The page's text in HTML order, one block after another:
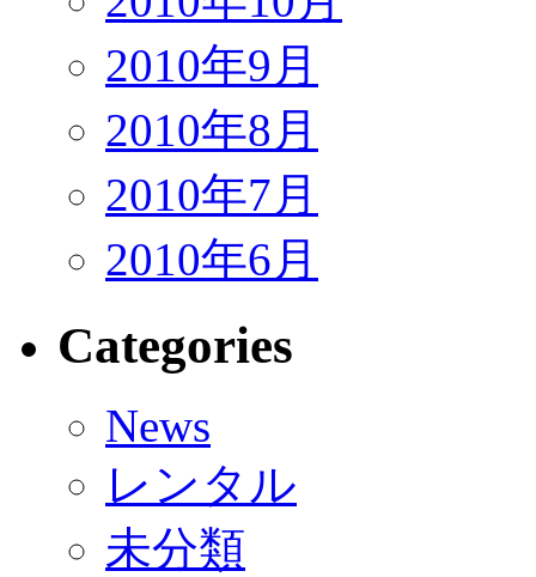
2010年9月
2010年8月
2010年7月
2010年6月
Categories
News
レンタル
未分類